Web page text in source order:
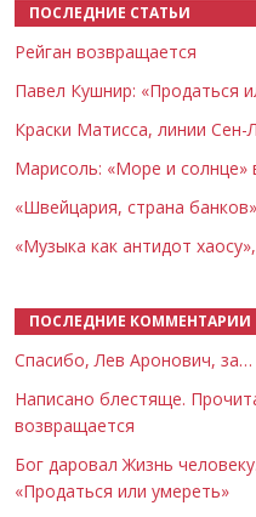
ПОСЛЕДНИЕ СТАТЬИ
Рейган возвращается
Павел Кушнир: «Продаться
Краски Матисса, линии Сен-
Марисоль: «Море и солнце»
«Швейцария, страна
«Музыка как антидот
ПОСЛЕДНИЕ КОММЕНТАРИИ
Спасибо, Лев Аронович, за…
Написано блестяще.
возвращается
Бог даровал Жизнь
«Продаться или умереть»